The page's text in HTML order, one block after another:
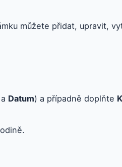
můžete přidat, upravit,
Datum) a případně doplňte